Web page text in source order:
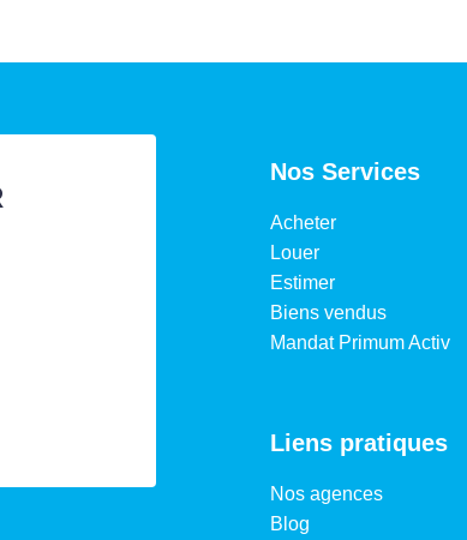
Nos Services
Acheter
Louer
Estimer
Biens vendus
Mandat Primum Activ
Liens pratiques
Nos agences
Blog